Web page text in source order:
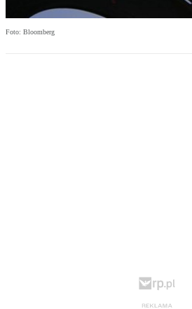
Foto: Bloomberg